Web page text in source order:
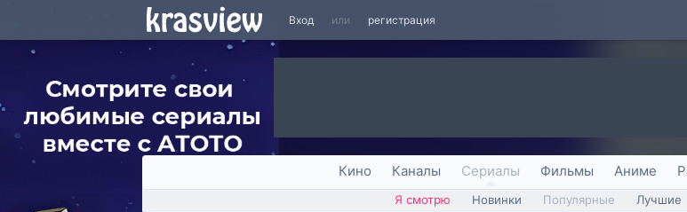
Вход или регистрация
Кино Каналы Сериалы Фильмы Аниме
Я смотрю Новинки Популярные Лучшие